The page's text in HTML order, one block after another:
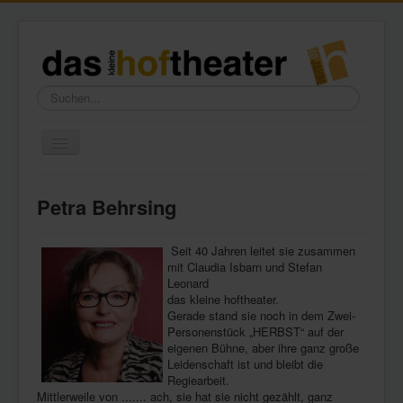
Suchen...
Wir über uns
Freundeskreis
Galerie
Presse
Kontakt
Petra Behrsing
Seit 40 Jahren leitet sie zusammen
mit Claudia Isbarn und Stefan
Leonard
das kleine hoftheater.
Gerade stand sie noch in dem Zwei-
Personenstück „HERBST“ auf der
eigenen Bühne, aber ihre ganz große
Leidenschaft ist und bleibt die
Regiearbeit.
Mittlerweile von ....... ach, sie hat sie nicht gezählt, ganz